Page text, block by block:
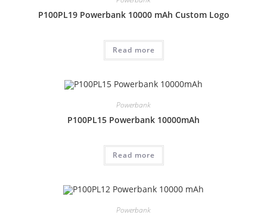
P100PL19 Powerbank 10000 mAh Custom Logo
Read more
Powerbank
P100PL15 Powerbank 10000mAh
Read more
Powerbank